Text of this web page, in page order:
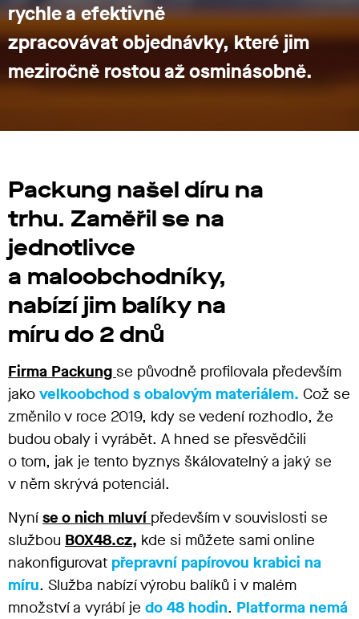
rychle a efektivně
zpracovávat objednávky, které jim
meziročně rostou až osminásobně.
Packung našel díru na
trhu. Zaměřil se na
jednotlivce
a maloobchodníky,
nabízí jim balíky na
míru do 2 dnů
Firma Packung se původně profilovala především
jako velkoobchod s obalovým materiálem. Což se
změnilo v roce 2019, kdy se vedení rozhodlo, že
budou obaly i vyrábět. A hned se přesvědčili
o tom, jak je tento byznys škálovatelný a jaký se
v něm skrývá potenciál.
Nyní se o nich mluví především v souvislosti se
službou BOX48.cz, kde si můžete sami online
nakonfigurovat přepravní papírovou krabici na
míru. Služba nabízí výrobu balíků i v malém
množství a vyrábí je do 48 hodin. Platforma nemá